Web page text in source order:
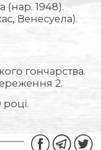
(нар. 1948).
Венесуела).
гончарства.
2.